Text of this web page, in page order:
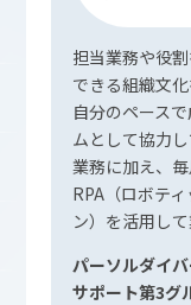
担当業務や役
できる組織文
自分のペース
ムとして協力
業務に加え、
RPA（ロボテ
ン）を活用し
パーソルダイ
サポート第3グ